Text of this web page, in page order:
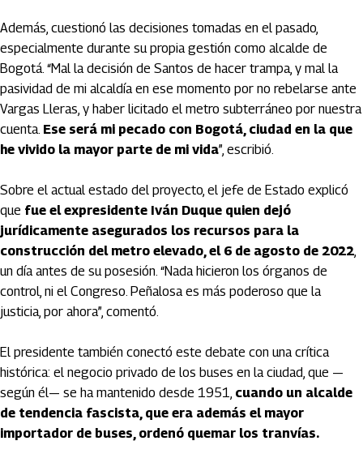
Además, cuestionó las decisiones tomadas en el pasado,
especialmente durante su propia gestión como alcalde de
Bogotá. “Mal la decisión de Santos de hacer trampa, y mal la
pasividad de mi alcaldía en ese momento por no rebelarse ante
Vargas Lleras, y haber licitado el metro subterráneo por nuestra
cuenta. Ese será mi pecado con Bogotá, ciudad en la que
he vivido la mayor parte de mi vida”, escribió.
Sobre el actual estado del proyecto, el jefe de Estado explicó
que fue el expresidente Iván Duque quien dejó
jurídicamente asegurados los recursos para la
construcción del metro elevado, el 6 de agosto de 2022,
un día antes de su posesión. “Nada hicieron los órganos de
control, ni el Congreso. Peñalosa es más poderoso que la
justicia, por ahora”, comentó.
El presidente también conectó este debate con una crítica
histórica: el negocio privado de los buses en la ciudad, que —
según él— se ha mantenido desde 1951, cuando un alcalde
de tendencia fascista, que era además el mayor
importador de buses, ordenó quemar los tranvías.